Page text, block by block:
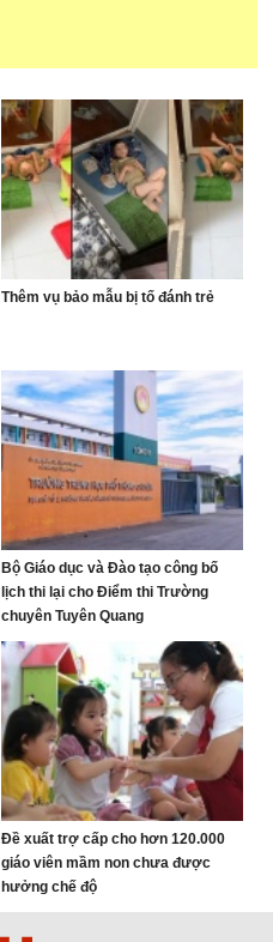
Thêm vụ bảo mẫu bị tố đánh trẻ
Bộ Giáo dục và Đào tạo công bố
lịch thi lại cho Điểm thi Trường
chuyên Tuyên Quang
Đề xuất trợ cấp cho hơn 120.000
giáo viên mầm non chưa được
hưởng chế độ